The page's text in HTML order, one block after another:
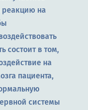
реакцию на
состоит в том,
на
пациента,
системы